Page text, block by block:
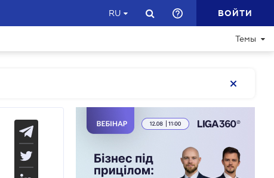
RU ВОЙТИ
Темы